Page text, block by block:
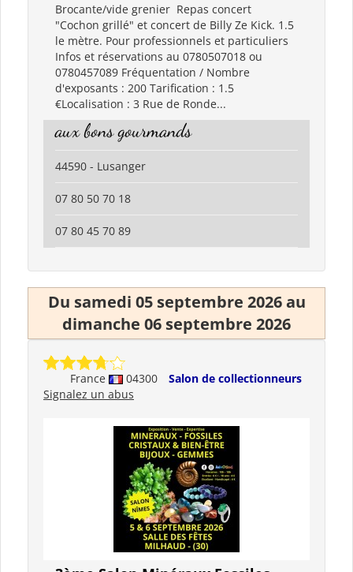
Brocante/vide grenier Repas concert
"Cochon grillé" et concert de Billy Ze Kick. 1.5
le mètre. Pour professionnels et particuliers
Infos et réservations au 0780507018 ou
0780457089 Fréquentation / Nombre
d'exposants : 200 Tarification : 1.5
€Localisation : 3 Rue de Ronde...
aux bons gourmands
44590 - Lusanger
07 80 50 70 18
07 80 45 70 89
Du samedi 05 septembre 2026 au
dimanche 06 septembre 2026
France 04300
Salon de collectionneurs
Signalez un abus